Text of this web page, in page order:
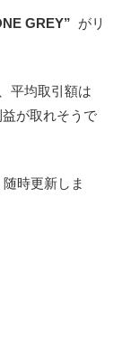
GREY” がリ
平均取引額は
が取れそうで
時更新しま